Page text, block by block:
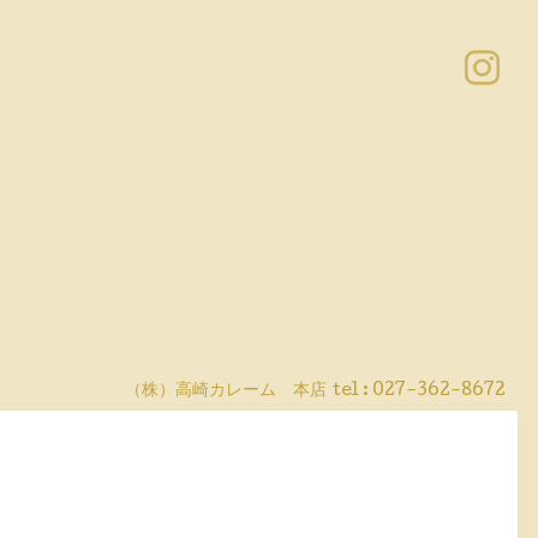
（株）高崎カレーム 本店 tel : 027-362-8672